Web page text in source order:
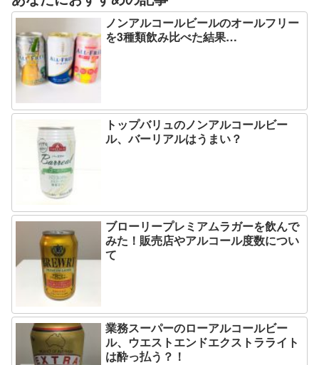
ノンアルコールビールのオールフリー
を3種類飲み比べた結果…
トップバリュのノンアルコールビー
ル、バーリアルはうまい？
ブローリープレミアムラガーを飲んで
みた！販売店やアルコール度数につい
て
業務スーパーのローアルコールビー
ル、ウエストエンドエクストラライト
は酔っ払う？！